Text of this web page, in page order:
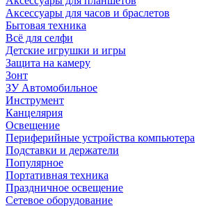
Аксессуары для часов и браслетов
Бытовая техника
Всё для селфи
Детские игрушки и игры
Защита на камеру
Зонт
ЗУ Автомобильное
Инструмент
Канцелярия
Освещение
Периферийные устройства компьютера
Подставки и держатели
Популярное
Портативная техника
Праздничное освещение
Сетевое оборудование